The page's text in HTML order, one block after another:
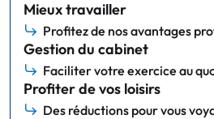
Mieux travailler
Profitez de nos avantages
Gestion du cabinet
Faciliter votre exercice au
Profiter de vos loisirs
Des réductions pour vous